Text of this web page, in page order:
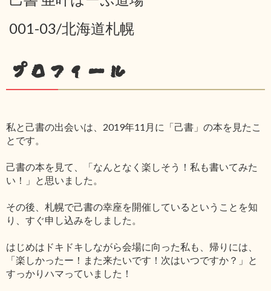
001-03/北海道札幌
プロフィール
私と己書の出会いは、2019年11月に「己書」の本を見たこ
とです。
己書の本を見て、「なんとなく楽しそう！私も書いてみた
い！」と思いました。
その後、札幌で己書の幸座を開催しているということを知
り、すぐ申し込みをしました。
はじめはドキドキしながら会場に向った私も、帰りには、
「楽しかったー！また来たいです！次はいつですか？」と
すっかりハマっていました！